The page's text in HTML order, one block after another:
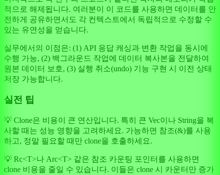
적으로 해제됩니다. 여러분이 이 코드를 사용하면 데이터를 안
전하게 공유하면서도 각 컨텍스트에서 독립적으로 수정할 수
있는 유연성을 얻습니다.
실무에서의 이점은: (1) API 응답 캐싱과 변환 작업을 동시에
수행 가능, (2) 백그라운드 작업에 데이터 복사본을 전달하여
원본 데이터 보호, (3) 실행 취소(undo) 기능 구현 시 이전 상태
저장 가능합니다.
실전 팁
💡 Clone은 비용이 큰 연산입니다. 특히 큰 Vec이나 String을 복
사할 때는 성능 영향을 고려하세요. 가능하면 참조(&)를 사용
하고, 정말 필요할 때만 clone을 호출하세요.
💡 Rc<T>나 Arc<T> 같은 참조 카운팅 포인터를 사용하면
clone 비용을 줄일 수 있습니다. 이들은 clone 시 카운터만 증가